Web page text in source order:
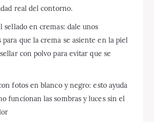
real del contorno.
sellado en cremas: dale unos
para que la crema se asiente en la piel
con polvo para evitar que se
fotos en blanco y negro: esto ayuda
funcionan las sombras y luces sin el